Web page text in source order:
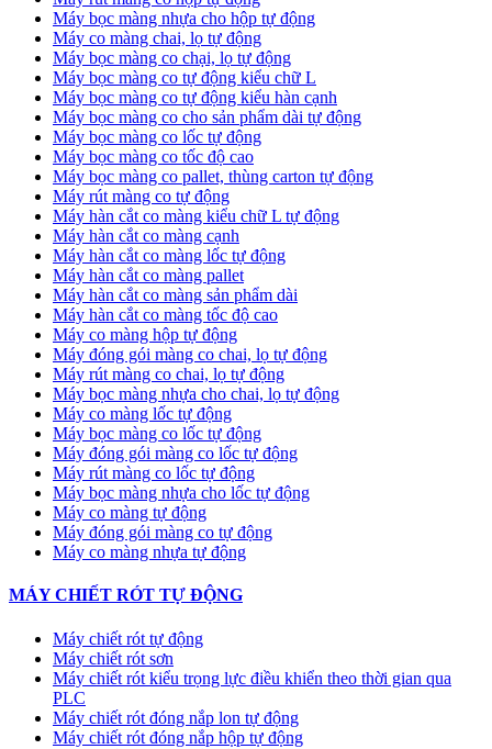
Máy bọc màng nhựa cho hộp tự động
Máy co màng chai, lọ tự động
Máy bọc màng co chại, lọ tự động
Máy bọc màng co tự động kiểu chữ L
Máy bọc màng co tự động kiểu hàn cạnh
Máy bọc màng co cho sản phẩm dài tự động
Máy bọc màng co lốc tự động
​Máy bọc màng co tốc độ cao
Máy bọc màng co pallet, thùng carton tự động
​Máy rút màng co tự động
​Máy hàn cắt co màng kiểu chữ L tự động
​Máy hàn cắt co màng cạnh
​Máy hàn cắt co màng lốc tự động
​Máy hàn cắt co màng pallet
​Máy hàn cắt co màng sản phẩm dài
​Máy hàn cắt co màng tốc độ cao
Máy co màng hộp tự động
Máy đóng gói màng co chai, lọ tự động
Máy rút màng co chai, lọ tự động
Máy bọc màng nhựa cho chai, lọ tự động
Máy co màng lốc tự động
Máy bọc màng co lốc tự động
Máy đóng gói màng co lốc tự động
Máy rút màng co lốc tự động
Máy bọc màng nhựa cho lốc tự động
Máy co màng tự động
Máy đóng gói màng co tự động
Máy co màng nhựa tự động
MÁY CHIẾT RÓT TỰ ĐỘNG
Máy chiết rót tự động
Máy chiết rót sơn
Máy chiết rót kiểu trọng lực điều khiển theo thời gian qua
PLC
Máy chiết rót đóng nắp lon tự động
Máy chiết rót đóng nắp hộp tự động